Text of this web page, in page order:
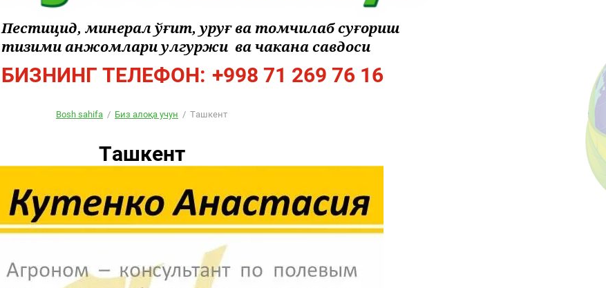
Пестицид, минерал ўғит, уруғ ва томчилаб суғориш
тизими анжомлари улгуржи ва чакана савдоси
БИЗНИНГ ТЕЛЕФОН: +998 71 269 76 16
Bosh sahifa / Биз алоқа учун / Ташкент
Ташкент